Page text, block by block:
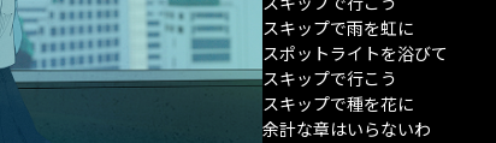
スキップで雨を虹に
スポットライトを浴びて
スキップで行こう
スキップで種を花に
余計な章はいらないわ